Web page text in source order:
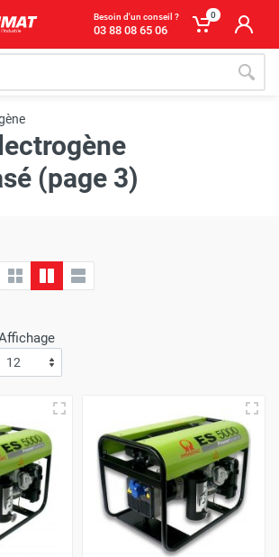
Besoin d'un conseil ?
03 88 08 65 06
0
(page 3)